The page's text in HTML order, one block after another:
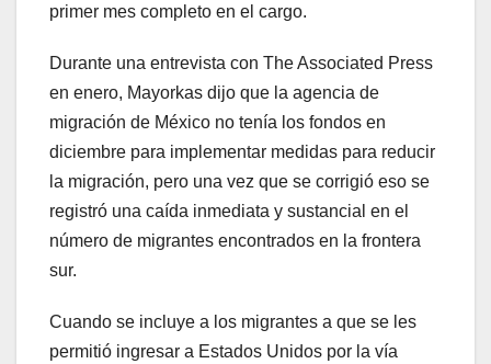
primer mes completo en el cargo.
Durante una entrevista con The Associated Press
en enero, Mayorkas dijo que la agencia de
migración de México no tenía los fondos en
diciembre para implementar medidas para reducir
la migración, pero una vez que se corrigió eso se
registró una caída inmediata y sustancial en el
número de migrantes encontrados en la frontera
sur.
Cuando se incluye a los migrantes a que se les
permitió ingresar a Estados Unidos por la vía